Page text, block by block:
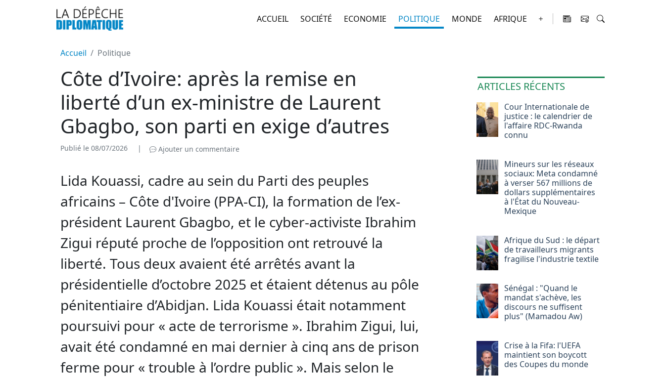
ACCUEIL SOCIÉTÉ ECONOMIE POLITIQUE MONDE AFRIQUE
Accueil Politique
Côte d’Ivoire: après la remise en
liberté d’un ex-ministre de Laurent
Gbagbo, son parti en exige d’autres
Publié le 08/07/2026 | Ajouter un commentaire
Lida Kouassi, cadre au sein du Parti des peuples
africains – Côte d'Ivoire (PPA-CI), la formation de l’ex-
président Laurent Gbagbo, et le cyber-activiste Ibrahim
Zigui réputé proche de l’opposition ont retrouvé la
liberté. Tous deux avaient été arrêtés avant la
présidentielle d’octobre 2025 et étaient détenus au pôle
pénitentiaire d’Abidjan. Lida Kouassi était notamment
poursuivi pour « acte de terrorisme ». Ibrahim Zigui, lui,
avait été condamné en mai dernier à cinq ans de prison
ferme pour « trouble à l’ordre public ». Mais selon le
ARTICLES RÉCENTS
Cour Internationale de
justice : le calendrier de
l'affaire RDC-Rwanda
connu
Mineurs sur les réseaux
sociaux: Meta condamné
à verser 567 millions de
dollars supplémentaires
à l'État du Nouveau-
Mexique
Afrique du Sud : le départ
de travailleurs migrants
fragilise l'industrie textile
Sénégal : "Quand le
mandat s'achève, les
discours ne suffisent
plus" (Mamadou Aw)
Crise à la Fifa: l'UEFA
maintient son boycott
des Coupes du monde